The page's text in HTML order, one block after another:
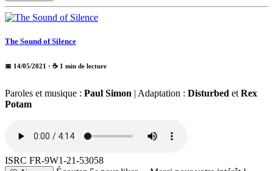
The Sound of Silence
📅 14/05/2021 · ☕ 1 min de lecture
Paroles et musique : Paul Simon | Adaptation : Disturbed et Rex
Potam
ISRC FR-9W1-21-53058